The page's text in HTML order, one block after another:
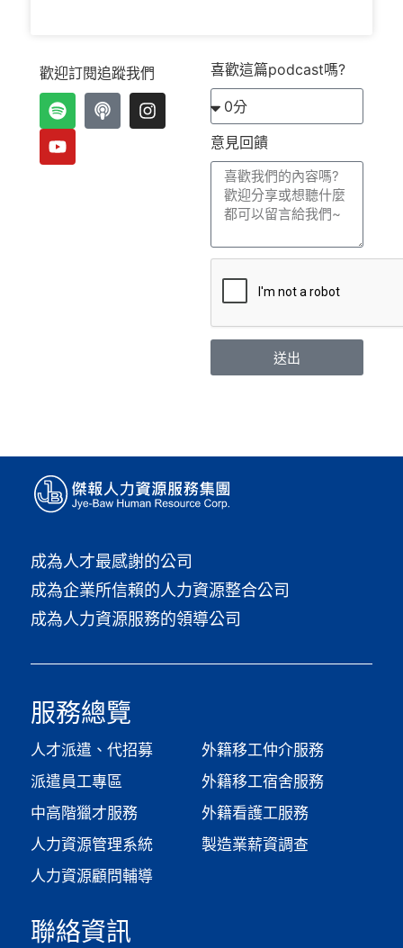
歡迎訂閱追蹤我們 喜歡這篇podcast嗎?
意見回饋
送出
成為人才最感謝的公司
成為企業所信賴的人力資源整合公司
成為人力資源服務的領導公司
服務總覽
人才派遣、代招募
派遣員工專區
中高階獵才服務
人力資源管理系統
人力資源顧問輔導
外籍移工仲介服務
外籍移工宿舍服務
外籍看護工服務
製造業薪資調查​
聯絡資訊